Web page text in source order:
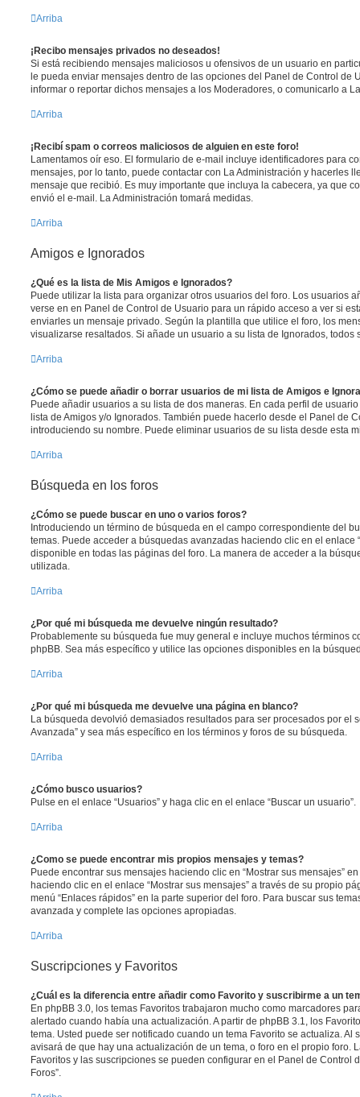
Arriba
¡Recibo mensajes privados no deseados!
Si está recibiendo mensajes maliciosos u ofensivos de un usuario en
le pueda enviar mensajes dentro de las opciones del Panel de Control de
informar o reportar dichos mensajes a los Moderadores, o comunicarlo a
Arriba
¡Recibí spam o correos maliciosos de alguien en este foro!
Lamentamos oír eso. El formulario de e-mail incluye identificadores para
mensajes, por lo tanto, puede contactar con La Administración y hacerles
mensaje que recibió. Es muy importante que incluya la cabecera, ya que
envió el e-mail. La Administración tomará medidas.
Arriba
Amigos e Ignorados
¿Qué es la lista de Mis Amigos e Ignorados?
Puede utilizar la lista para organizar otros usuarios del foro. Los usuarios
verse en en Panel de Control de Usuario para un rápido acceso a ver si
enviarles un mensaje privado. Según la plantilla que utilice el foro, los
visualizarse resaltados. Si añade un usuario a su lista de Ignorados, todos
Arriba
¿Cómo se puede añadir o borrar usuarios de mi lista de Amigos e
Puede añadir usuarios a su lista de dos maneras. En cada perfil de
lista de Amigos y/o Ignorados. También puede hacerlo desde el Panel de
introduciendo su nombre. Puede eliminar usuarios de su lista desde esta
Arriba
Búsqueda en los foros
¿Cómo se puede buscar en uno o varios foros?
Introduciendo un término de búsqueda en el campo correspondiente del
temas. Puede acceder a búsquedas avanzadas haciendo clic en el enlace
disponible en todas las páginas del foro. La manera de acceder a la
utilizada.
Arriba
¿Por qué mi búsqueda me devuelve ningún resultado?
Probablemente su búsqueda fue muy general e incluye muchos términos
phpBB. Sea más específico y utilice las opciones disponibles en la
Arriba
¿Por qué mi búsqueda me devuelve una página en blanco?
La búsqueda devolvió demasiados resultados para ser procesados por el
Avanzada” y sea más específico en los términos y foros de su búsqueda.
Arriba
¿Cómo busco usuarios?
Pulse en el enlace “Usuarios” y haga clic en el enlace “Buscar un usuario”.
Arriba
¿Como se puede encontrar mis propios mensajes y temas?
Puede encontrar sus mensajes haciendo clic en “Mostrar sus mensajes”
haciendo clic en el enlace “Mostrar sus mensajes” a través de su propio
menú “Enlaces rápidos” en la parte superior del foro. Para buscar sus
avanzada y complete las opciones apropiadas.
Arriba
Suscripciones y Favoritos
¿Cuál es la diferencia entre añadir como Favorito y suscribirme a un
En phpBB 3.0, los temas Favoritos trabajaron mucho como marcadores
alertado cuando había una actualización. A partir de phpBB 3.1, los
tema. Usted puede ser notificado cuando un tema Favorito se actualiza. Al
avisará de que hay una actualización de un tema, o foro en el propio foro.
Favoritos y las suscripciones se pueden configurar en el Panel de Control
Foros”.